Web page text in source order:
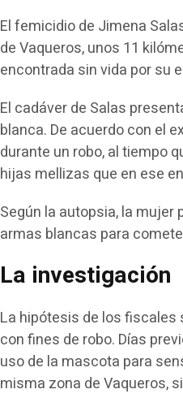
El femicidio de Jimena
de Vaqueros, unos 11
encontrada sin vida por su
El cadáver de Salas
blanca. De acuerdo con el
durante un robo, al tiempo
hijas mellizas que en ese
Según la autopsia, la
armas blancas para
La investigación
La hipótesis de los fiscales
con fines de robo. Días
uso de la mascota para
misma zona de Vaqueros,